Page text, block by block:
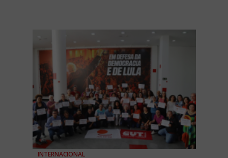
INTERNACIONAL